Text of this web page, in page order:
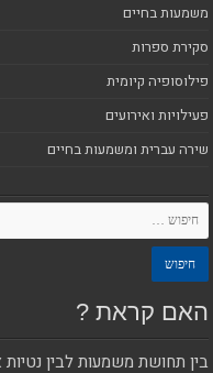
משמעות בחיים
סקירת ספרות
פילוסופיה קיומית
פעילויות ואירועים
שירה עברית ומשמעות בחיים
האם קראת ?
בין תחושת משמעות לבין נטיות